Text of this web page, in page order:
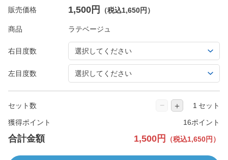
販売価格 1,500円 （税込1,650円）
商品
右目度数
左目度数
セット数 − ＋ セット
獲得ポイント 16ポイント
合計金額 1,500円 （税込1,650円）